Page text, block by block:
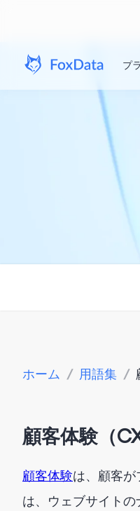
プ
ホーム / 用語集 /
顧客体験（CX
顧客体験は、顧客
は、ウェブサイト